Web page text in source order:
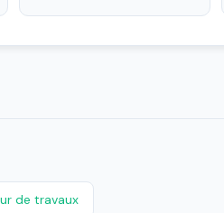
de travaux